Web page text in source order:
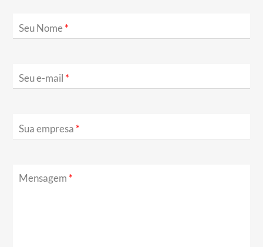
Seu Nome*
Seu e-mail *
Sua empresa *
Mensagem *